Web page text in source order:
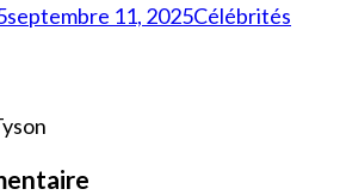
septembre 11, 2025Célébrités